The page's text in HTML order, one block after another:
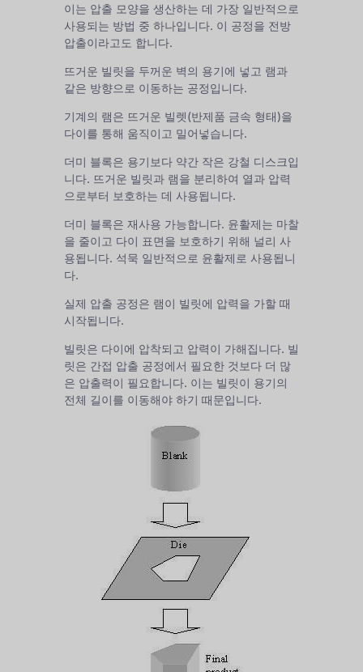
이는 압출 모양을 생산하는 데 가장 일반적으로
사용되는 방법 중 하나입니다. 이 공정을 전방
압출이라고도 합니다.
뜨거운 빌릿을 두꺼운 벽의 용기에 넣고 램과
같은 방향으로 이동하는 공정입니다.
기계의 램은 뜨거운 빌렛(반제품 금속 형태)을
다이를 통해 움직이고 밀어넣습니다.
더미 블록은 용기보다 약간 작은 강철 디스크입
니다. 뜨거운 빌릿과 램을 분리하여 열과 압력
으로부터 보호하는 데 사용됩니다.
더미 블록은 재사용 가능합니다. 윤활제는 마찰
을 줄이고 다이 표면을 보호하기 위해 널리 사
용됩니다. 석묵 일반적으로 윤활제로 사용됩니
다.
실제 압출 공정은 램이 빌릿에 압력을 가할 때
시작됩니다.
빌릿은 다이에 압착되고 압력이 가해집니다. 빌
릿은 간접 압출 공정에서 필요한 것보다 더 많
은 압출력이 필요합니다. 이는 빌릿이 용기의
전체 길이를 이동해야 하기 때문입니다.